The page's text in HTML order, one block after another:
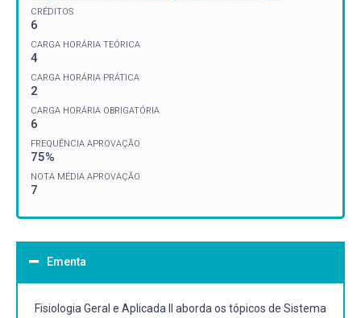
CRÉDITOS
6
CARGA HORÁRIA TEÓRICA
4
CARGA HORÁRIA PRÁTICA
2
CARGA HORÁRIA OBRIGATÓRIA
6
FREQUÊNCIA APROVAÇÃO
75%
NOTA MÉDIA APROVAÇÃO
7
Ementa
Fisiologia Geral e Aplicada II aborda os tópicos de Sistema